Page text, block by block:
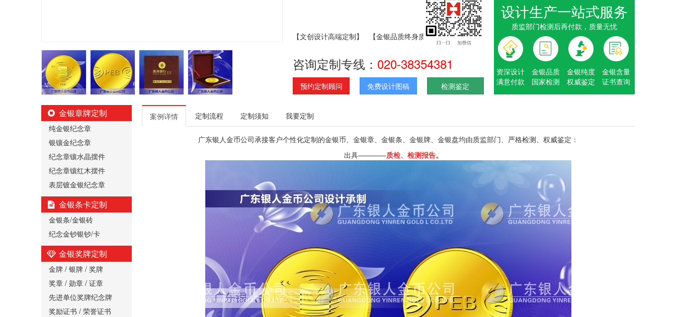
【文创设计高端定制】 【金银品质终身质保】
咨询定制专线： 020-38354381
预约定制顾问 免费设计图稿 检测鉴定
设计生产一站式服务
质监部门检测后再付款，质量无忧
资深设计
满意付款
金银品质
国家检测
金银纯度
权威鉴定
金银含量
证书查询
金银章牌定制
纯金银纪念章
银镶金纪念章
纪念章镶水晶摆件
纪念章镶红木摆件
表层镀金银纪念章
金银条卡定制
金银条/金银砖
纪念金钞银钞/卡
金银奖牌定制
金牌 / 银牌 / 奖牌
奖章 / 勋章 / 证章
先进单位奖牌纪念牌
奖励证书 / 荣誉证书
案例详情 定制流程 定制须知 我要定制
广东银人金币公司承接客户个性化定制的金银币、金银章、金银条、金银牌、金银盘均由质监部门、严格检测、权威鉴定：
出具————质检、 检测报告。